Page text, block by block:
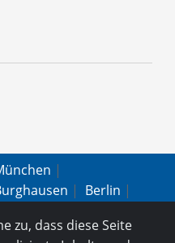
|
| Berlin |
zu, dass diese Seite